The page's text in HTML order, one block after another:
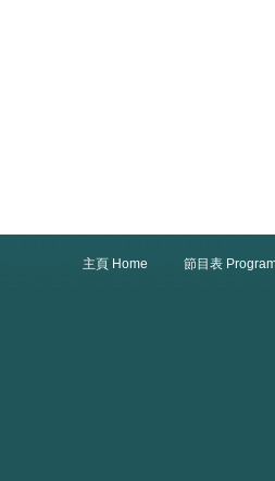
主頁 Home 節目表